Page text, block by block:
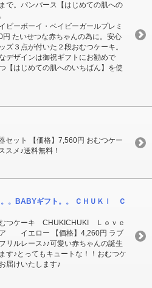
で。パンパース【はじめての肌への
ビーボーイ・ベイビーガールプレミ
円 たいせつな赤ちゃんの為に。安心
ズ３点が付いた２段おむつケーキ。
デザインは御祝ギフトにお勧めで
【はじめての肌へのいちばん】を使
セット 【価格】7,560円 おむつケー
スメ♪送料無料！
。。BABYギフト。。 ＣＨＵＫＩ Ｃ
むつケーキ CHUKICHUKI Ｌｏｖｅ
ア イエロー 【価格】4,260円 ラブ
リルレース♪♪可愛い赤ちゃんの誕生
す♪とってもキュートな！！おむつケ
届けいたします♪